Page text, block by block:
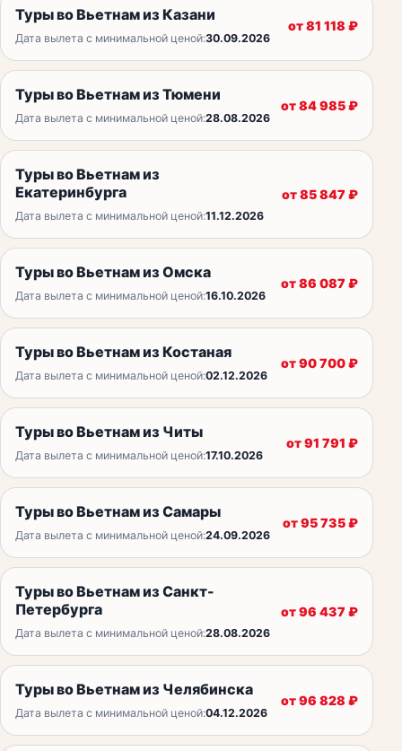
Туры во Вьетнам из Казани
Дата вылета с минимальной ценой:30.09.2026
от81 118 ₽
Туры во Вьетнам из Тюмени
Дата вылета с минимальной ценой:28.08.2026
от84 985₽
Туры во Вьетнам из
Екатеринбурга
Дата вылета с минимальной ценой:11.12.2026
от85 847 ₽
Туры во Вьетнам из Омска
Дата вылета с минимальной ценой:16.10.2026
от86 087 ₽
Туры во Вьетнам из Костаная
Дата вылета с минимальной ценой:02.12.2026
от90 700₽
Туры во Вьетнам из Читы
Дата вылета с минимальной ценой:17.10.2026
от91 791 ₽
Туры во Вьетнам из Самары
Дата вылета с минимальной ценой:24.09.2026
от95 735₽
Туры во Вьетнам из Санкт-
Петербурга
Дата вылета с минимальной ценой:28.08.2026
от96 437 ₽
Туры во Вьетнам из Челябинска
Дата вылета с минимальной ценой:04.12.2026
от96 828 ₽